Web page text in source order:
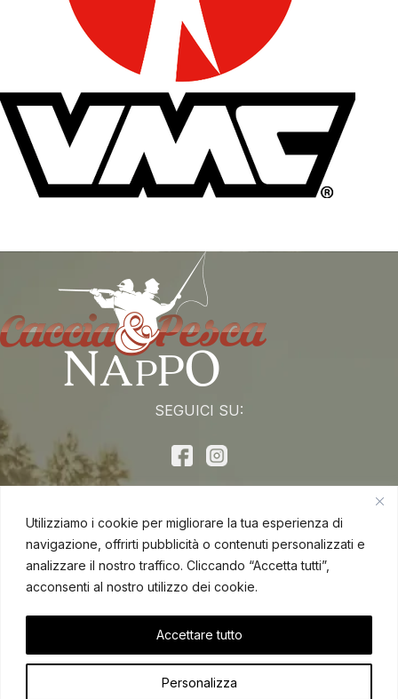
Utilizziamo i cookie per migliorare la tua esperienza di
navigazione, offrirti pubblicità o contenuti personalizzati e
analizzare il nostro traffico. Cliccando “Accetta tutti”,
acconsenti al nostro utilizzo dei cookie.
Personalizza
Accettare tutto
SEGUICI SU:
Riepilogo Account
I miei ordini
Lista dei Desideri